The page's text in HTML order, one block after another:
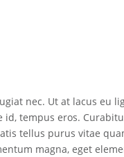
nec. Ut at lacus eu
tempus eros.
tellus purus vitae
magna, eget